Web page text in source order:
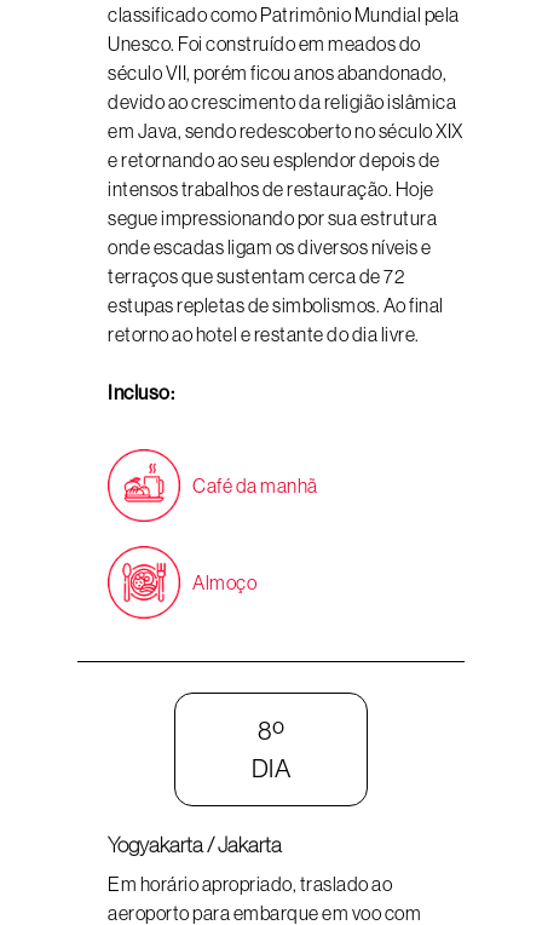
classificado como Patrimônio Mundial pela
Unesco. Foi construído em meados do
século VII, porém ficou anos abandonado,
devido ao crescimento da religião islâmica
em Java, sendo redescoberto no século XIX
e retornando ao seu esplendor depois de
intensos trabalhos de restauração. Hoje
segue impressionando por sua estrutura
onde escadas ligam os diversos níveis e
terraços que sustentam cerca de 72
estupas repletas de simbolismos. Ao final
retorno ao hotel e restante do dia livre.
Incluso:
Café da manhã
Almoço
8º
DIA
Yogyakarta / Jakarta
Em horário apropriado, traslado ao
aeroporto para embarque em voo com